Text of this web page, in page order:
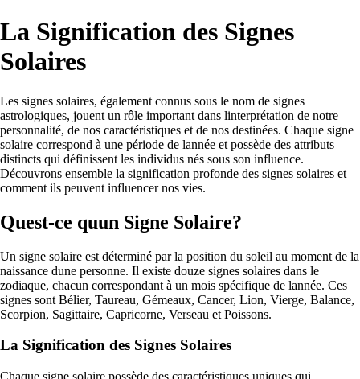
La Signification des Signes
Solaires
Les signes solaires, également connus sous le nom de signes
astrologiques, jouent un rôle important dans linterprétation de notre
personnalité, de nos caractéristiques et de nos destinées. Chaque signe
solaire correspond à une période de lannée et possède des attributs
distincts qui définissent les individus nés sous son influence.
Découvrons ensemble la signification profonde des signes solaires et
comment ils peuvent influencer nos vies.
Quest-ce quun Signe Solaire?
Un signe solaire est déterminé par la position du soleil au moment de la
naissance dune personne. Il existe douze signes solaires dans le
zodiaque, chacun correspondant à un mois spécifique de lannée. Ces
signes sont Bélier, Taureau, Gémeaux, Cancer, Lion, Vierge, Balance,
Scorpion, Sagittaire, Capricorne, Verseau et Poissons.
La Signification des Signes Solaires